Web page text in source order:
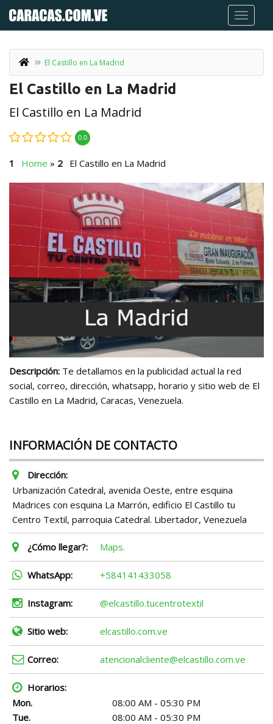
El Castillo en La Madrid
El Castillo en La Madrid
El Castillo en La Madrid
0.0
Home » El Castillo en La Madrid
Descripción: Te detallamos en la publicidad actual la red
social, correo, dirección, whatsapp, horario y sitio web de El
Castillo en La Madrid, Caracas, Venezuela.
INFORMACIÓN DE CONTACTO
Dirección:
Urbanización Catedral, avenida Oeste, entre esquina
Madrices con esquina La Marrón, edificio El Castillo tu
Centro Textil, parroquia Catedral. Libertador, Venezuela
¿Cómo llegar?: Maps.
WhatsApp: +584141433058
Instagram: @elcastillo.tucentrotextil
Sitio web: elcastillo.com.ve
Correo: atencionalcliente@elcastillo.com.ve
Horarios:
Mon.
08:00 AM - 05:30 PM
Tue.
08:00 AM - 05:30 PM